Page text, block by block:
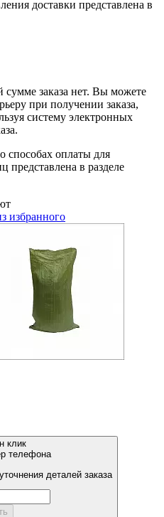
доставки представлена в
заказа нет. Вы можете
при получении заказа,
систему электронных
способах оплаты для
представлена в разделе
избранного
клик
телефона
деталей заказа